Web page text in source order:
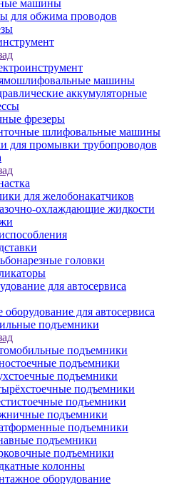
машины
для обжима проводов
машины
аккумуляторные
фрезеры
шлифовальные машины
для промывки трубопроводов
для желобонакатчиков
охлаждающие жидкости
головки
для автосервиса
оборудование для автосервиса
подъемники
подъемники
подъемники
подъемники
подъемники
подъемники
подъемники
подъемники
подъемники
подъемники
колонны
оборудование